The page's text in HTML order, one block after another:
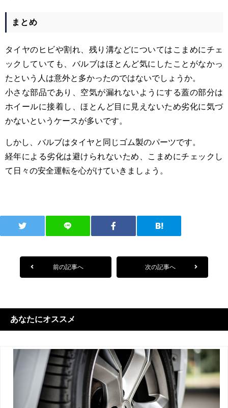
まとめ
タイヤのヒビや割れ、残り溝などについてはこまめにチェ
ックしていても、バルブはほとんど気にしたことがなかっ
たという人は意外と多かったのではないでしょうか。
小さな部品であり、空気が漏れないようにする蓋の部分は
ホイールに接着し、ほとんど目に見えないため劣化に気づ
かないというケースが多いです。
しかし、バルブはタイヤと同じゴム製のパーツです。
経年による劣化は避けられないため、こまめにチェックし
て日々の安全運転を心がけていきましょう。
前の記事へ 次の記事へ
あなたにオススメ